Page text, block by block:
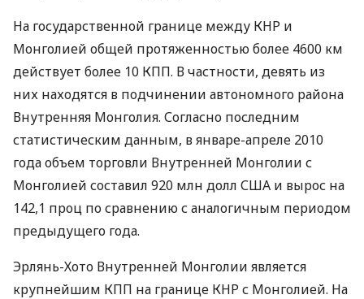
На государственной границе между КНР и
Монголией общей протяженностью более 4600 км
действует более 10 КПП. В частности, девять из
них находятся в подчинении автономного района
Внутренняя Монголия. Согласно последним
статистическим данным, в январе-апреле 2010
года объем торговли Внутренней Монголии с
Монголией составил 920 млн долл США и вырос на
142,1 проц по сравнению с аналогичным периодом
предыдущего года.
Эрлянь-Хото Внутренней Монголии является
крупнейшим КПП на границе КНР с Монголией. На